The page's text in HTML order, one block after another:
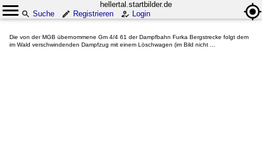
hellertal.startbilder.de
Suche
Registrieren Login
Die von der MGB übernommene Gm 4/4 61 der Dampfbahn Furka Bergstrecke folgt dem
im Wald verschwindenden Dampfzug mit einem Löschwagen (im Bild nicht ...